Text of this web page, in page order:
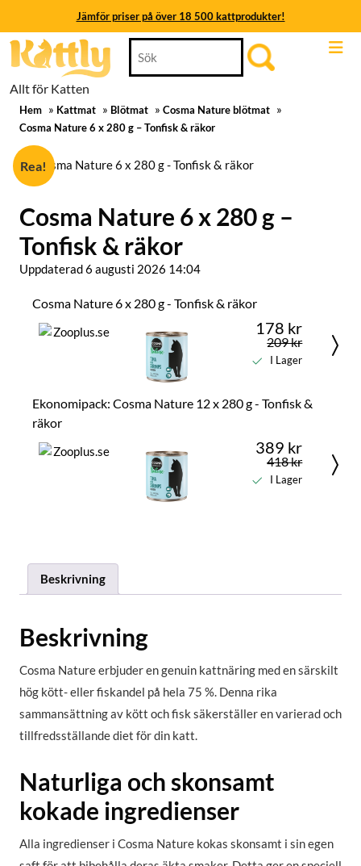
Jämför priser på över 18 500 kattprodukter!
Jämför priser på över 18 500 kattprodukter!
Jämför priser på över 18 500 kattprodukter!
Jämför priser på över 18 500 kattprodukter!
Skip
Allt för Katten
for:
Hem » Kattmat » Blötmat » Cosma Nature blötmat »
Cosma Nature 6 x 280 g – Tonfisk & räkor
Rea!
Cosma Nature 6 x 280 g –
Tonfisk & räkor
Uppdaterad 6 augusti 2026 14:04
Cosma Nature 6 x 280 g - Tonfisk & räkor
178 kr
209 kr
I Lager
Ekonomipack: Cosma Nature 12 x 280 g - Tonfisk &
räkor
389 kr
418 kr
I Lager
Beskrivning
Beskrivning
Cosma Nature erbjuder en genuin kattnäring med en särskilt
hög kött- eller fiskandel på hela 75 %. Denna rika
sammansättning av kött och fisk säkerställer en varierad och
tillfredsställande diet för din katt.
Naturliga och skonsamt
kokade ingredienser
Alla ingredienser i Cosma Nature kokas skonsamt i sin egen